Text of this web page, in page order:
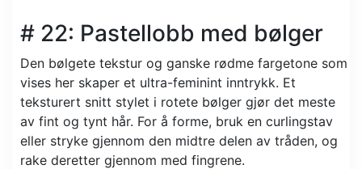
# 22: Pastellobb med bølger
Den bølgete tekstur og ganske rødme fargetone som
vises her skaper et ultra-feminint inntrykk. Et
teksturert snitt stylet i rotete bølger gjør det meste
av fint og tynt hår. For å forme, bruk en curlingstav
eller stryke gjennom den midtre delen av tråden, og
rake deretter gjennom med fingrene.